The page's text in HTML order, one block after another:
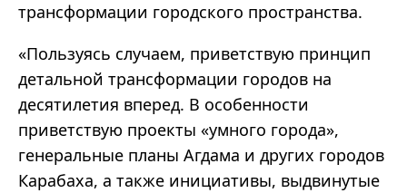
трансформации городского пространства.
«Пользуясь случаем, приветствую принцип
детальной трансформации городов на
десятилетия вперед. В особенности
приветствую проекты «умного города»,
генеральные планы Агдама и других городов
Карабаха, а также инициативы, выдвинутые